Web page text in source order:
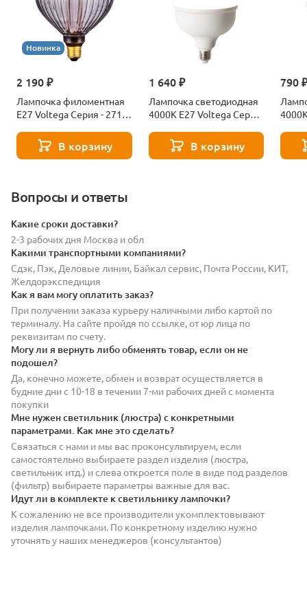
Новинка
2 190 ₽
Лампочка филоментная
Е27 Voltega Серия - 271
В корзину
1 640 ₽
Лампочка светодиодная
4000К Е27 Voltega Серия
В корзину
790
Вопросы и ответы
Какие сроки доставки?
2-3 рабочих дня Москва и обл
Какими транспортными компаниями?
Сдэк, Пэк, Деловые линии, Байкал сервис, Почта России, КИТ,
Желдорэкспедиция
Как я вам могу оплатить заказ?
При получении заказа курьеру наличными либо картой по
терминалу. На сайте пройдя по ссылке, от юр лица по
реквизитам по счету.
Могу ли я вернуть либо обменять товар, если он не
подошел?
Да, конечно можете, обмен и возврат осуществляется в
будние дни с 10-18 в течении 7-ми рабочих дней с момента
покупки
Мне нужен светильник (люстра) с конкретными
параметрами. Как мне это сделать?
Связаться с нами и мы вас проконсультируем, если
самостоятельно выбираете раздел изделия (люстра,
светильник итд.) и слева откроется поле в виде под разделов
(фильтр) выбираете параметры важные для вас.
Идут ли в комплекте к светильнику лампочки?
К сожалению не все производители укомплектовывают
изделия лампочками. По конкретному изделию нужно
уточнять у наших менеджеров (консультантов)